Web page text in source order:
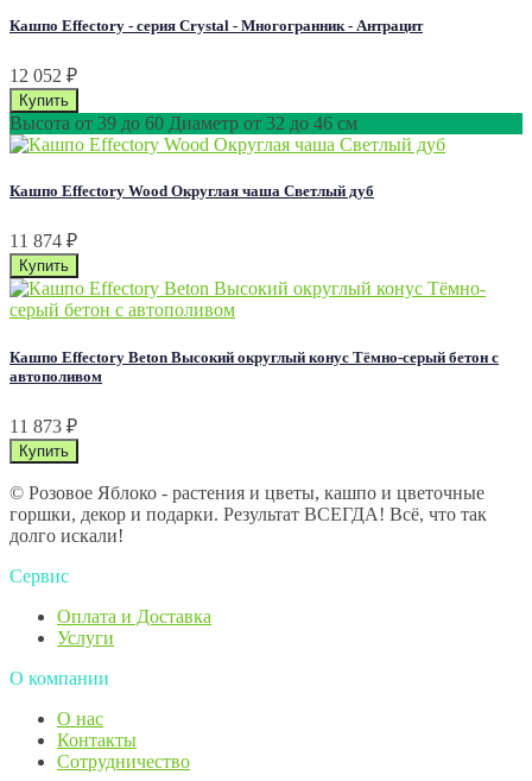
Кашпо Effectory - серия Crystal - Многогранник - Антрацит
12 052 ₽
Высота от 39 до 60 Диаметр от 32 до 46 см
Кашпо Effectory Wood Округлая чаша Светлый дуб
11 874 ₽
Кашпо Effectory Beton Высокий округлый конус Тёмно-серый бетон с
автополивом
11 873 ₽
© Розовое Яблоко - растения и цветы, кашпо и цветочные
горшки, декор и подарки. Результат ВСЕГДА! Всё, что так
долго искали!
Сервис
Оплата и Доставка
Услуги
О компании
О нас
Контакты
Сотрудничество